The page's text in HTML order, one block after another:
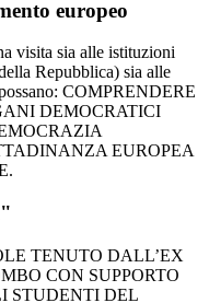
europeo
visita sia alle istituzioni
Repubblica) sia alle
COMPRENDERE
DEMOCRATICI
EUROPEA
TENUTO DALL’EX
CON SUPPORTO
STUDENTI DEL